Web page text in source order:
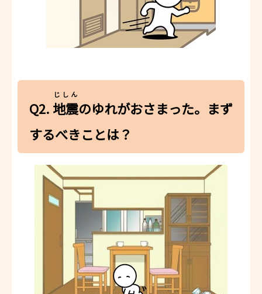
Q2. 地震
じしん
のゆれがおさまった。まず
するべきことは？